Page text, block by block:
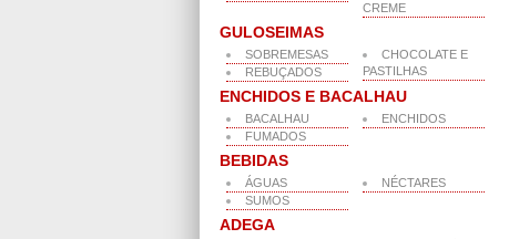
CREME
GULOSEIMAS
SOBREMESAS
REBUÇADOS
CHOCOLATE E
PASTILHAS
ENCHIDOS E BACALHAU
BACALHAU
FUMADOS
ENCHIDOS
BEBIDAS
ÁGUAS
SUMOS
NÉCTARES
ADEGA